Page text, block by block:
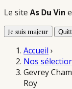
Le site As Du Vin
Je suis majeur
Accueil ›
Nos
Gevrey
Roy